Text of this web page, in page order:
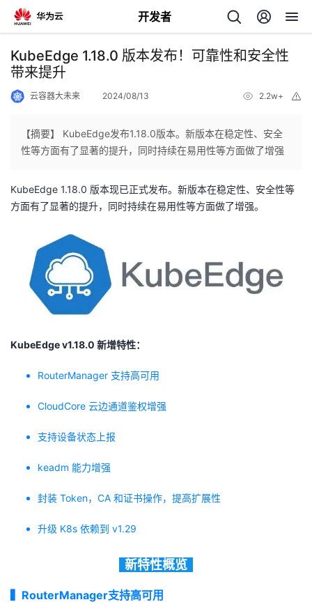
开发者
返
回
人
我
的
博
客
我
的
论
坛
我
的
圈
我
的
我
KubeEdge 1.18.0 版本发布！可靠性和安全性
带来提升
云容器大未来 2024/08/13 2.2w+
【摘要】 KubeEdge发布1.18.0版本。新版本在稳定性、安全
性等方面有了显著的提升，同时持续在易用性等方面做了增强
KubeEdge 1.18.0 版本现已正式发布。新版本在稳定性、安全性等
方面有了显著的提升，同时持续在易用性等方面做了增强。
KubeEdge v1.18.0 新增特性：
RouterManager 支持高可用
CloudCore 云边通道鉴权增强
支持设备状态上报
keadm 能力增强
封装 Token，CA 和证书操作，提高扩展性
升级 K8s 依赖到 v1.29
新特性概览
RouterManager支持高可用